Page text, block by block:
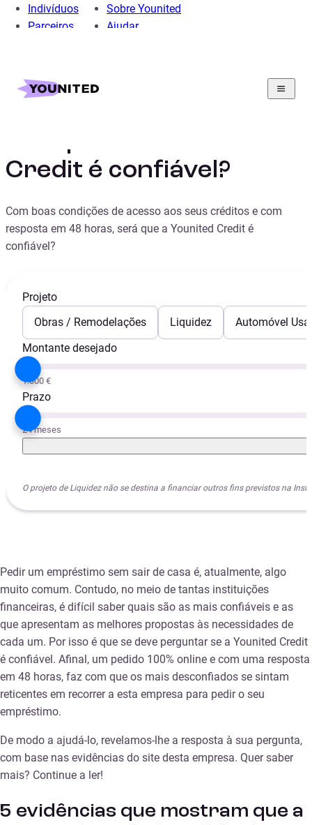
Indivíduos
Parceiros
Sobre Younited
Ajudar
Home
A empresa Younited Credit é confiável?
Credit é confiável?
Com boas condições de acesso aos seus créditos e com
resposta em 48 horas, será que a Younited Credit é
confiável?
Projeto
Obras / Remodelações
Liquidez
Automóvel
Montante desejado
1.000 €
Prazo
24 meses
O projeto de Liquidez não se destina a financiar outros fins previstos na
Pedir um empréstimo sem sair de casa é, atualmente, algo
muito comum. Contudo, no meio de tantas instituições
financeiras, é difícil saber quais são as mais confiáveis e as
que apresentam as melhores propostas às necessidades de
cada um. Por isso é que se deve perguntar se a Younited Credit
é confiável. Afinal, um pedido 100% online e com uma resposta
em 48 horas, faz com que os mais desconfiados se sintam
reticentes em recorrer a esta empresa para pedir o seu
empréstimo.
De modo a ajudá-lo, revelamos-lhe a resposta à sua pergunta,
com base nas evidências do site desta empresa. Quer saber
mais? Continue a ler!
5 evidências que mostram que a